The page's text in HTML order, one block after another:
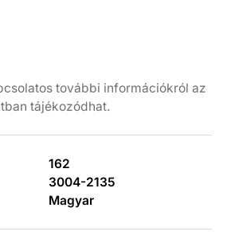
további információkról az
tájékozódhat.
162
3004-2135
Magyar